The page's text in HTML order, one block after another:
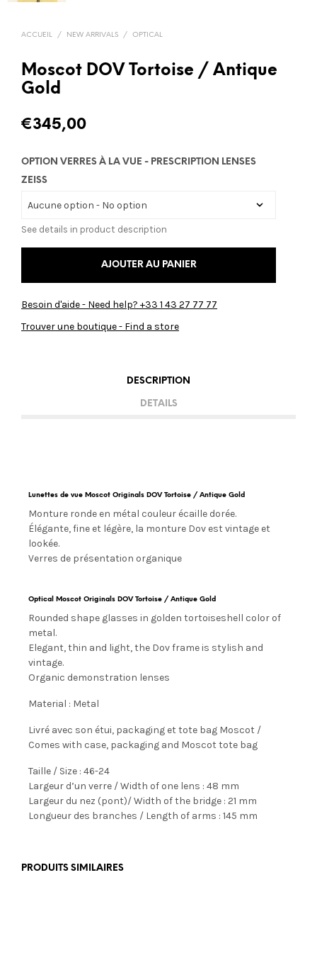
ACCUEIL / NEW ARRIVALS / OPTICAL
Moscot DOV Tortoise / Antique
Gold
€345,00
OPTION VERRES À LA VUE - PRESCRIPTION LENSES
ZEISS
See details in product description
AJOUTER AU PANIER
Besoin d'aide - Need help? +33 1 43 27 77 77
Trouver une boutique - Find a store
DESCRIPTION
DETAILS
Lunettes de vue Moscot Originals DOV Tortoise / Antique Gold
Monture ronde en métal couleur écaille dorée.
Élégante, fine et légère, la monture Dov est vintage et
lookée.
Verres de présentation organique
Optical Moscot Originals DOV Tortoise / Antique Gold
Rounded shape glasses in golden tortoiseshell color of
metal.
Elegant, thin and light, the Dov frame is stylish and
vintage.
Organic demonstration lenses
Material : Metal
Livré avec son étui, packaging et tote bag Moscot /
Comes with case, packaging and Moscot tote bag
Taille / Size : 46-24
Largeur d’un verre / Width of one lens : 48 mm
Largeur du nez (pont)/ Width of the bridge : 21 mm
Longueur des branches / Length of arms : 145 mm
PRODUITS SIMILAIRES